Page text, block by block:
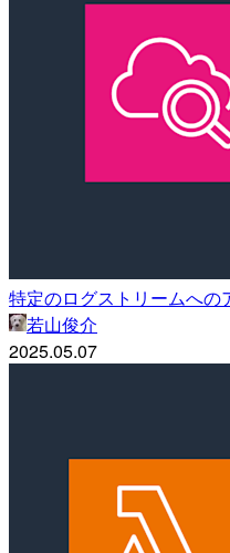
特定のログストリームへの
若山俊介
2025.05.07